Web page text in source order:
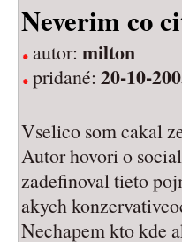
Neverim co
autor: milton
pridané: 20-10-
Vselico som cakal
Autor hovori o
zadefinoval tieto
akych
Nechapem kto kde